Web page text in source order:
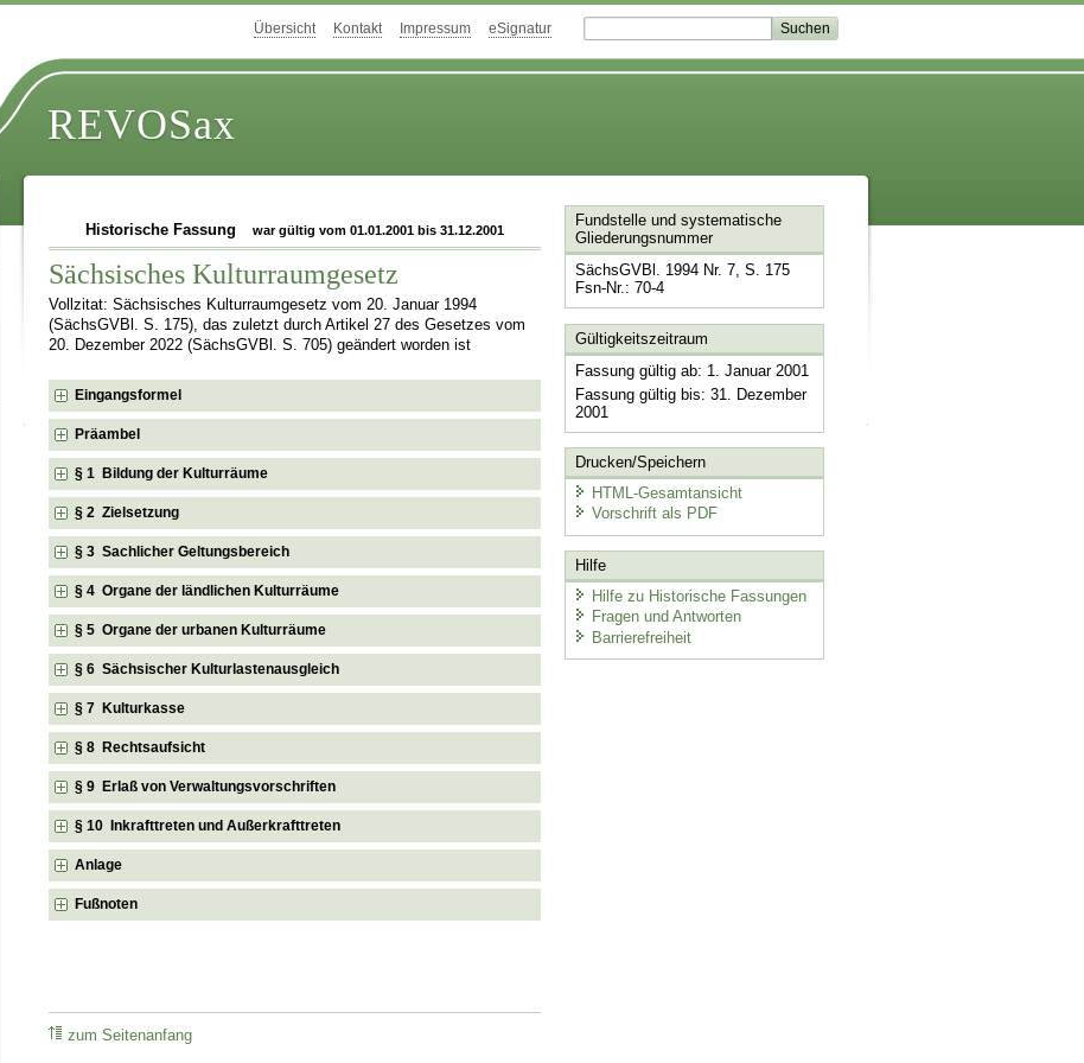
Übersicht Kontakt Impressum eSignatur
REVOSax
Historische Fassung war gültig vom 01.01.2001 bis 31.12.2001
Sächsisches Kulturraumgesetz
Vollzitat: Sächsisches Kulturraumgesetz vom 20. Januar 1994
(SächsGVBl. S. 175), das zuletzt durch Artikel 27 des Gesetzes vom
20. Dezember 2022 (SächsGVBl. S. 705) geändert worden ist
Eingangsformel
Präambel
§ 1 Bildung der Kulturräume
§ 2 Zielsetzung
§ 3 Sachlicher Geltungsbereich
§ 4 Organe der ländlichen Kulturräume
§ 5 Organe der urbanen Kulturräume
§ 6 Sächsischer Kulturlastenausgleich
§ 7 Kulturkasse
§ 8 Rechtsaufsicht
§ 9 Erlaß von Verwaltungsvorschriften
§ 10 Inkrafttreten und Außerkrafttreten
Anlage
Fußnoten
zum Seitenanfang
Fundstelle und systematische
Gliederungsnummer
SächsGVBl. 1994 Nr. 7, S. 175
Fsn-Nr.: 70-4
Gültigkeitszeitraum
Fassung gültig ab: 1. Januar 2001
Fassung gültig bis: 31. Dezember
2001
Drucken/Speichern
HTML-Gesamtansicht
Vorschrift als PDF
Hilfe
Hilfe zu Historische Fassungen
Fragen und Antworten
Barrierefreiheit